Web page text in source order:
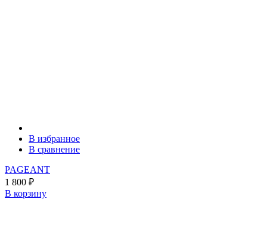
В избранное
В сравнение
PAGEANT
1 800 ₽
В корзину